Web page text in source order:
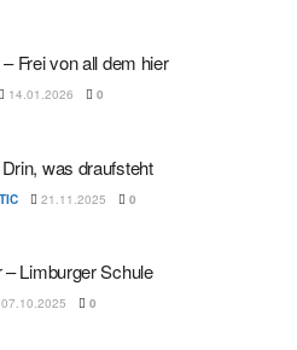
Frei von all dem hier
14.01.2026 0
was draufsteht
21.11.2025 0
– Limburger Schule
07.10.2025 0